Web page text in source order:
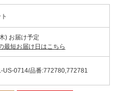
) お届け予定
最短お届け日はこちら
US-0714/品番:772780,772781